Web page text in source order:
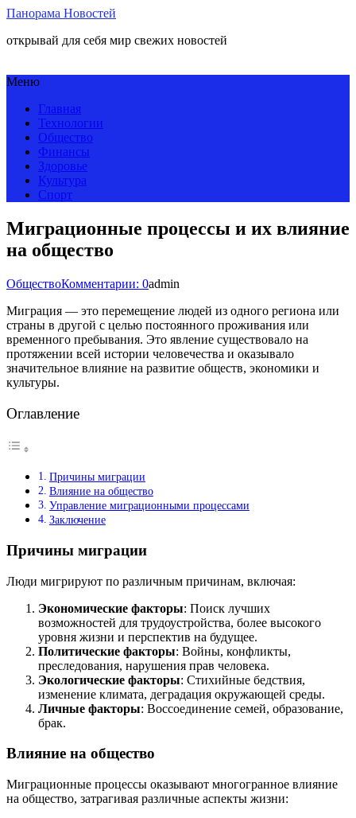
Панорама Новостей
открывай для себя мир свежих новостей
Меню
Главная
Технологии
Общество
Финансы
Здоровье
Культура
Спорт
Миграционные процессы и их влияние
на общество
ОбществоКомментарии: 0admin
Миграция — это перемещение людей из одного региона или
страны в другой с целью постоянного проживания или
временного пребывания. Это явление существовало на
протяжении всей истории человечества и оказывало
значительное влияние на развитие обществ, экономики и
культуры.
Оглавление
Причины миграции
Влияние на общество
Управление миграционными процессами
Заключение
Причины миграции
Люди мигрируют по различным причинам, включая:
Экономические факторы: Поиск лучших
возможностей для трудоустройства, более высокого
уровня жизни и перспектив на будущее.
Политические факторы: Войны, конфликты,
преследования, нарушения прав человека.
Экологические факторы: Стихийные бедствия,
изменение климата, деградация окружающей среды.
Личные факторы: Воссоединение семей, образование,
брак.
Влияние на общество
Миграционные процессы оказывают многогранное влияние
на общество, затрагивая различные аспекты жизни: